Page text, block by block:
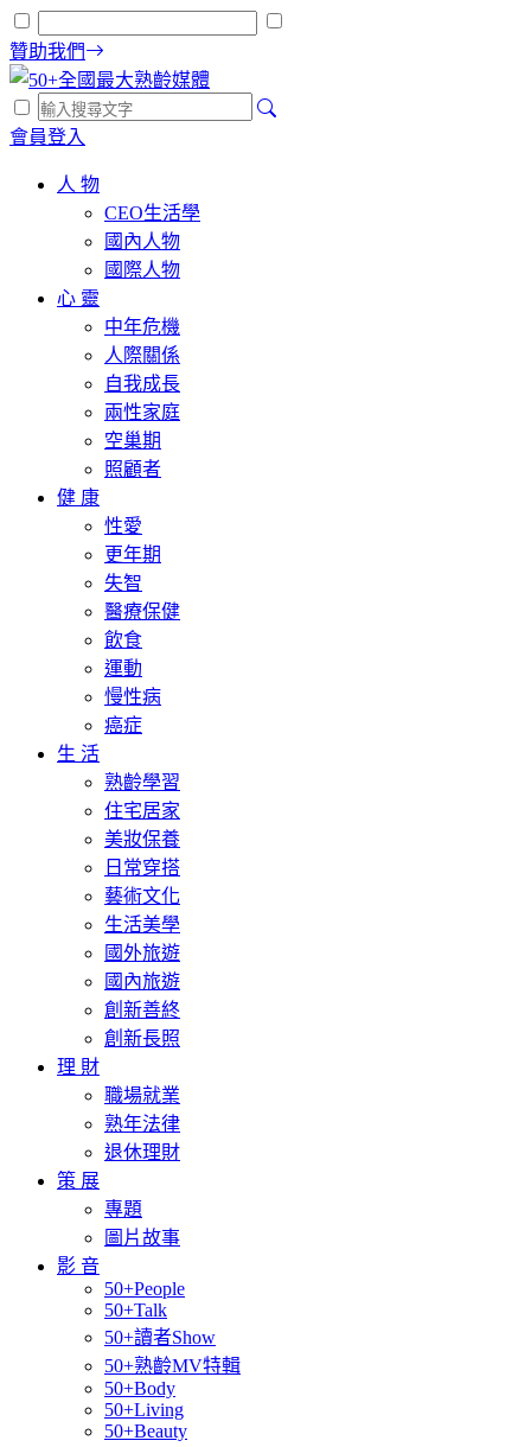
贊助我們
會員登入
人 物
CEO生活學
國內人物
國際人物
心 靈
中年危機
人際關係
自我成長
兩性家庭
空巢期
照顧者
健 康
性愛
更年期
失智
醫療保健
飲食
運動
慢性病
癌症
生 活
熟齡學習
住宅居家
美妝保養
日常穿搭
藝術文化
生活美學
國外旅遊
國內旅遊
創新善終
創新長照
理 財
職場就業
熟年法律
退休理財
策 展
專題
圖片故事
影 音
50+People
50+Talk
50+讀者Show
50+熟齡MV特輯
50+Body
50+Living
50+Beauty